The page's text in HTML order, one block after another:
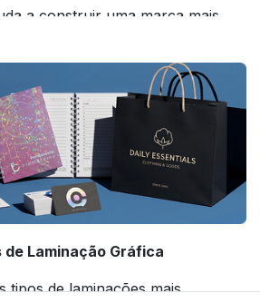
a construir uma marca mais
Laminação Gráfica
tipos de laminações mais